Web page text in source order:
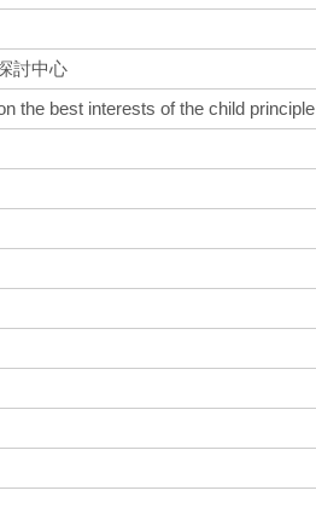
討中心
the best interests of the child principle